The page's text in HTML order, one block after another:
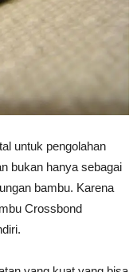
untuk pengolahan
bukan hanya sebagai
bambu. Karena
Crossbond